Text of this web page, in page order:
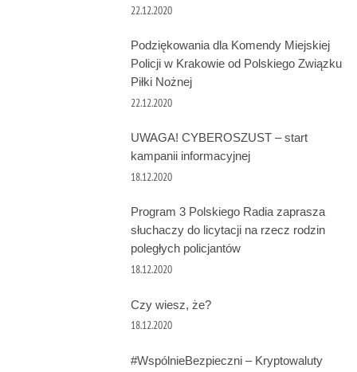
22.12.2020
Podziękowania dla Komendy Miejskiej
Policji w Krakowie od Polskiego Związku
Piłki Nożnej
22.12.2020
UWAGA! CYBEROSZUST – start
kampanii informacyjnej
18.12.2020
Program 3 Polskiego Radia zaprasza
słuchaczy do licytacji na rzecz rodzin
poległych policjantów
18.12.2020
Czy wiesz, że?
18.12.2020
#WspólnieBezpieczni – Kryptowaluty